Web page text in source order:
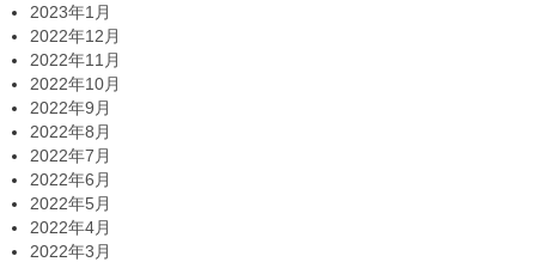
2023年1月
2022年12月
2022年11月
2022年10月
2022年9月
2022年8月
2022年7月
2022年6月
2022年5月
2022年4月
2022年3月